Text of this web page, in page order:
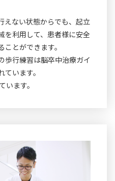
えない状態からでも、起立
を利用して、患者様に安全
とができます。
行練習は脳卒中治療ガイ
います。
います。